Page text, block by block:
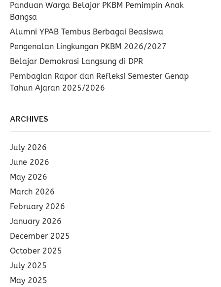
Panduan Warga Belajar PKBM Pemimpin Anak
Bangsa
Alumni YPAB Tembus Berbagai Beasiswa
Pengenalan Lingkungan PKBM 2026/2027
Belajar Demokrasi Langsung di DPR
Pembagian Rapor dan Refleksi Semester Genap
Tahun Ajaran 2025/2026
ARCHIVES
July 2026
June 2026
May 2026
March 2026
February 2026
January 2026
December 2025
October 2025
July 2025
May 2025